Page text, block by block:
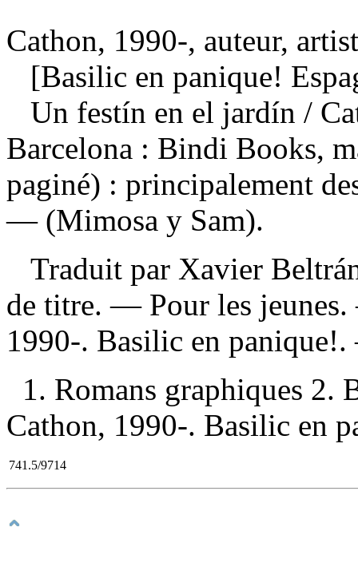
Cathon, 1990-, auteur,
[Basilic en panique!
Un festín en el jardín /
Barcelona : Bindi Books,
paginé) : principalement
— (Mimosa y Sam).
Traduit par Xavier
de titre. — Pour les
1990-. Basilic en
1. Romans graphiques 2.
Cathon, 1990-. Basilic en
741.5/9714